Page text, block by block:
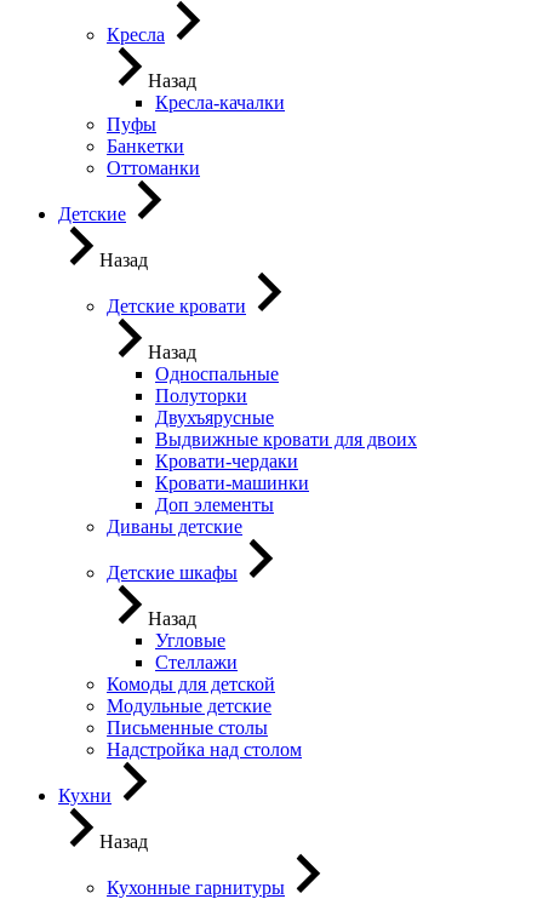
Кресла
Назад
Кресла-качалки
Пуфы
Банкетки
Оттоманки
Детские
Назад
Детские кровати
Назад
Односпальные
Полуторки
Двухъярусные
Выдвижные кровати для двоих
Кровати-чердаки
Кровати-машинки
Доп элементы
Диваны детские
Детские шкафы
Назад
Угловые
Стеллажи
Комоды для детской
Модульные детские
Письменные столы
Надстройка над столом
Кухни
Назад
Кухонные гарнитуры